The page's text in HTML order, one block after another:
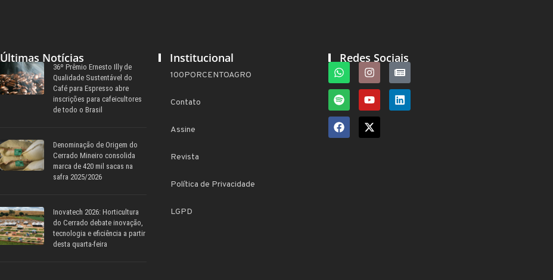
Últimas Notícias
36º Prêmio Ernesto Illy de
Qualidade Sustentável do
Café para Espresso abre
inscrições para cafeicultores
de todo o Brasil
Denominação de Origem do
Cerrado Mineiro consolida
marca de 420 mil sacas na
safra 2025/2026
Inovatech 2026: Horticultura
do Cerrado debate inovação,
tecnologia e eficiência a partir
desta quarta-feira
Institucional
100PORCENTOAGRO
Contato
Assine
Revista
Política de Privacidade
LGPD
Redes Sociais